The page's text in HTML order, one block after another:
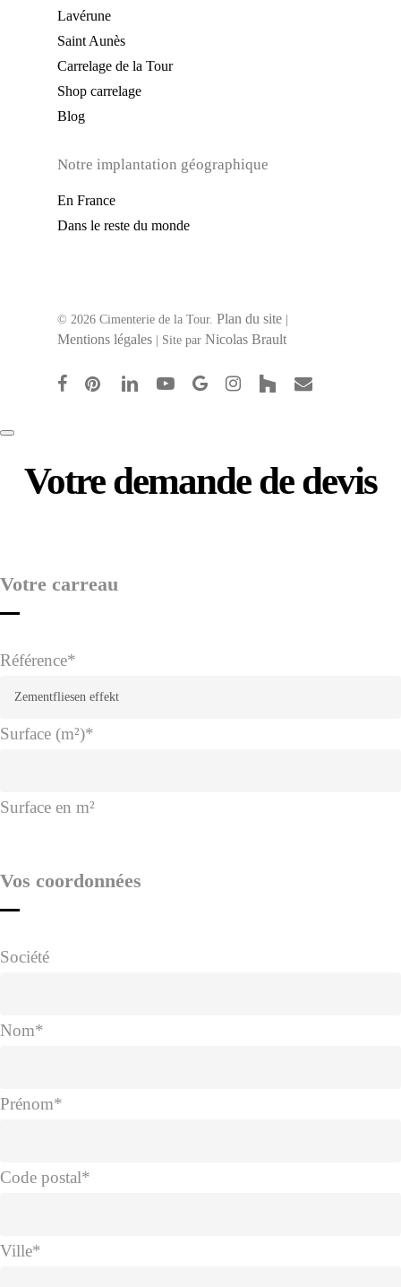
Lavérune
Saint Aunès
Carrelage de la Tour
Shop carrelage
Blog
Notre implantation géographique
En France
Dans le reste du monde
© 2026 Cimenterie de la Tour. Plan du site |
Mentions légales | Site par Nicolas Brault
facebookpinterestlinkedinyoutubegoogle-instagram
houzz email
Votre demande de devis
Votre carreau
Référence*
Surface (m²)*
Surface en m²
Vos coordonnées
Société
Nom*
Prénom*
Code postal*
Ville*